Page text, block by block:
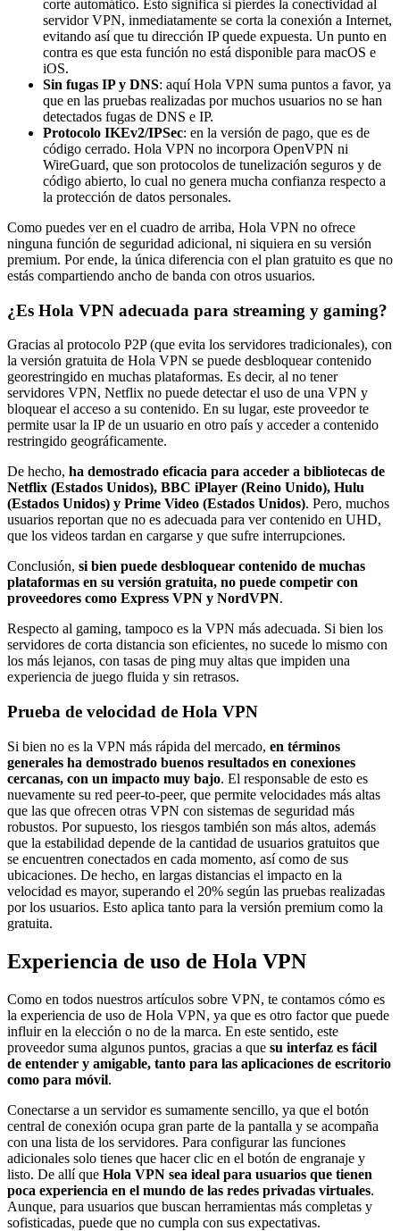
corte automático. Esto significa si pierdes la conectividad al
servidor VPN, inmediatamente se corta la conexión a Internet,
evitando así que tu dirección IP quede expuesta. Un punto en
contra es que esta función no está disponible para macOS e
iOS.
Sin fugas IP y DNS: aquí Hola VPN suma puntos a favor, ya
que en las pruebas realizadas por muchos usuarios no se han
detectados fugas de DNS e IP.
Protocolo IKEv2/IPSec: en la versión de pago, que es de
código cerrado. Hola VPN no incorpora OpenVPN ni
WireGuard, que son protocolos de tunelización seguros y de
código abierto, lo cual no genera mucha confianza respecto a
la protección de datos personales.
Como puedes ver en el cuadro de arriba, Hola VPN no ofrece
ninguna función de seguridad adicional, ni siquiera en su versión
premium. Por ende, la única diferencia con el plan gratuito es que no
estás compartiendo ancho de banda con otros usuarios.
¿Es Hola VPN adecuada para streaming y gaming?
Gracias al protocolo P2P (que evita los servidores tradicionales), con
la versión gratuita de Hola VPN se puede desbloquear contenido
georestringido en muchas plataformas. Es decir, al no tener
servidores VPN, Netflix no puede detectar el uso de una VPN y
bloquear el acceso a su contenido. En su lugar, este proveedor te
permite usar la IP de un usuario en otro país y acceder a contenido
restringido geográficamente.
De hecho, ha demostrado eficacia para acceder a bibliotecas de
Netflix (Estados Unidos), BBC iPlayer (Reino Unido), Hulu
(Estados Unidos) y Prime Video (Estados Unidos). Pero, muchos
usuarios reportan que no es adecuada para ver contenido en UHD,
que los videos tardan en cargarse y que sufre interrupciones.
Conclusión, si bien puede desbloquear contenido de muchas
plataformas en su versión gratuita, no puede competir con
proveedores como Express VPN y NordVPN.
Respecto al gaming, tampoco es la VPN más adecuada. Si bien los
servidores de corta distancia son eficientes, no sucede lo mismo con
los más lejanos, con tasas de ping muy altas que impiden una
experiencia de juego fluida y sin retrasos.
Prueba de velocidad de Hola VPN
Si bien no es la VPN más rápida del mercado, en términos
generales ha demostrado buenos resultados en conexiones
cercanas, con un impacto muy bajo. El responsable de esto es
nuevamente su red peer-to-peer, que permite velocidades más altas
que las que ofrecen otras VPN con sistemas de seguridad más
robustos. Por supuesto, los riesgos también son más altos, además
que la estabilidad depende de la cantidad de usuarios gratuitos que
se encuentren conectados en cada momento, así como de sus
ubicaciones. De hecho, en largas distancias el impacto en la
velocidad es mayor, superando el 20% según las pruebas realizadas
por los usuarios. Esto aplica tanto para la versión premium como la
gratuita.
Experiencia de uso de Hola VPN
Como en todos nuestros artículos sobre VPN, te contamos cómo es
la experiencia de uso de Hola VPN, ya que es otro factor que puede
influir en la elección o no de la marca. En este sentido, este
proveedor suma algunos puntos, gracias a que su interfaz es fácil
de entender y amigable, tanto para las aplicaciones de escritorio
como para móvil.
Conectarse a un servidor es sumamente sencillo, ya que el botón
central de conexión ocupa gran parte de la pantalla y se acompaña
con una lista de los servidores. Para configurar las funciones
adicionales solo tienes que hacer clic en el botón de engranaje y
listo. De allí que Hola VPN sea ideal para usuarios que tienen
poca experiencia en el mundo de las redes privadas virtuales.
Aunque, para usuarios que buscan herramientas más completas y
sofisticadas, puede que no cumpla con sus expectativas.